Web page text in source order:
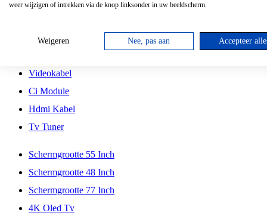
Antennekabel
Videokabel
Ci Module
Hdmi Kabel
Tv Tuner
Schermgrootte 55 Inch
Schermgrootte 48 Inch
Schermgrootte 77 Inch
4K Oled Tv
weer wijzigen of intrekken via de knop linksonder in uw beeldscherm.
Weigeren Nee, pas aan Accepteer